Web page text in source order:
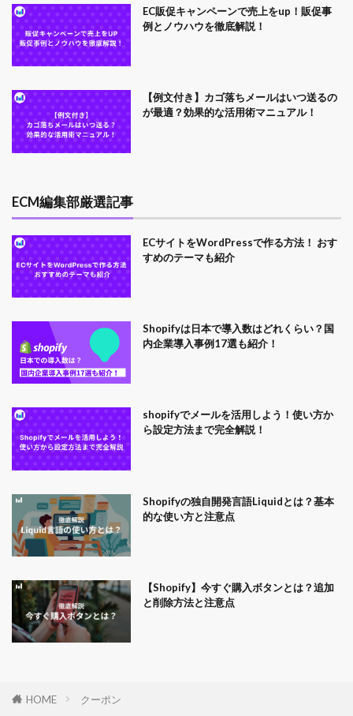
EC販促キャンペーンで売上をup！販促事
例とノウハウを徹底解説！
【例文付き】カゴ落ちメールはいつ送るの
が最適？効果的な活用術マニュアル！
ECM編集部厳選記事
ECサイトをWordPressで作る方法！ おす
すめのテーマも紹介
Shopifyは日本で導入数はどれくらい？国
内企業導入事例17選も紹介！
shopifyでメールを活用しよう！使い方か
ら設定方法まで完全解説！
Shopifyの独自開発言語Liquidとは？基本
的な使い方と注意点
【Shopify】今すぐ購入ボタンとは？追加
と削除方法と注意点
HOME クーポン